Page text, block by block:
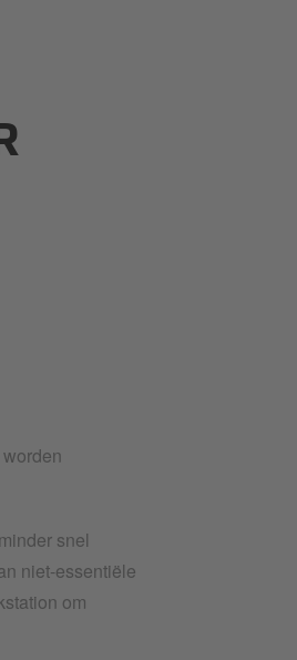
snel
niet-essentiële
om